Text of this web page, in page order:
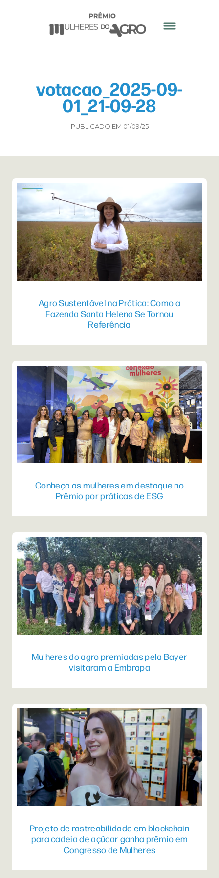
votacao_2025-09-
01_21-09-28
PUBLICADO EM 01/09/25
Agro Sustentável na Prática: Como a
Fazenda Santa Helena Se Tornou
Referência
Conheça as mulheres em destaque no
Prêmio por práticas de ESG
Mulheres do agro premiadas pela Bayer
visitaram a Embrapa
Projeto de rastreabilidade em blockchain
para cadeia de açúcar ganha prêmio em
Congresso de Mulheres